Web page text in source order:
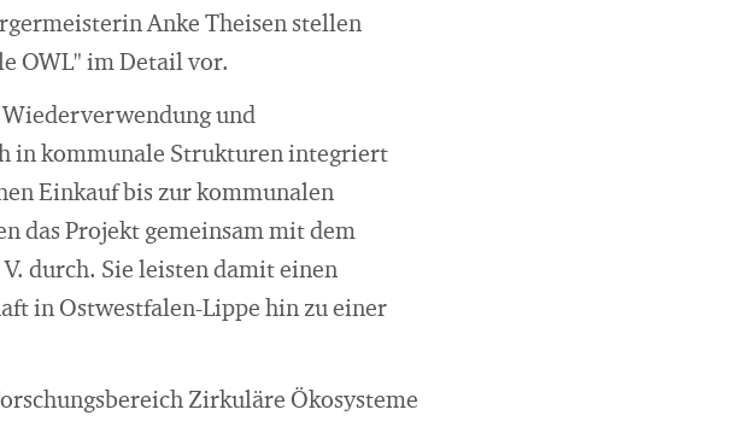
Anke Theisen stellen
OWL" im Detail vor.
und
in kommunale Strukturen integriert
Einkauf bis zur kommunalen
das Projekt gemeinsam mit dem
durch. Sie leisten damit einen
in Ostwestfalen-Lippe hin zu einer
Zirkuläre Ökosysteme